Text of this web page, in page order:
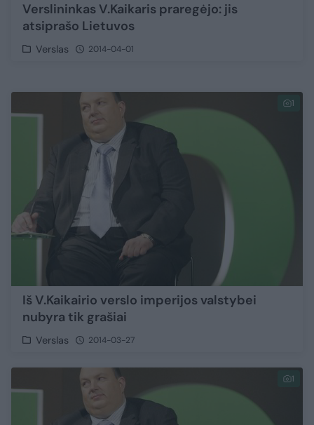
Verslininkas V.Kaikaris praregėjo: jis
atsiprašo Lietuvos
Verslas 2014-04-01
1
Iš V.Kaikairio verslo imperijos valstybei
nubyra tik grašiai
Verslas 2014-03-27
1